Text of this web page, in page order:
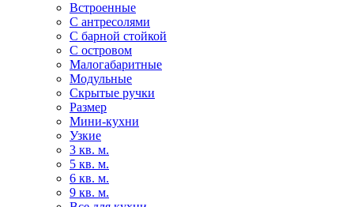
Встроенные
С антресолями
С барной стойкой
С островом
Малогабаритные
Модульные
Скрытые ручки
Размер
Мини-кухни
Узкие
3 кв. м.
5 кв. м.
6 кв. м.
9 кв. м.